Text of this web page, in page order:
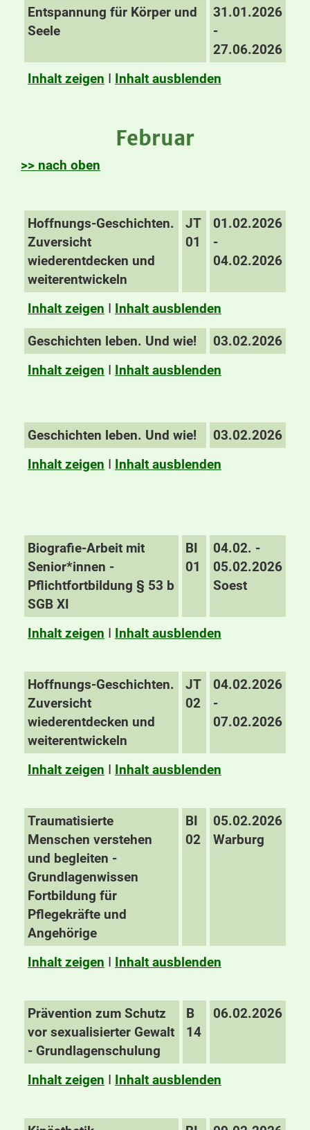
Entspannung für Körper und
Seele
31.01.2026
-
27.06.2026
Inhalt zeigen I Inhalt ausblenden
Februar
>> nach oben
Hoffnungs-Geschichten.
Zuversicht
wiederentdecken und
weiterentwickeln
JT
01
01.02.2026
-
04.02.2026
Inhalt zeigen I Inhalt ausblenden
Geschichten leben. Und wie!
03.02.2026
Inhalt zeigen I Inhalt ausblenden
Geschichten leben. Und wie!
03.02.2026
Inhalt zeigen I Inhalt ausblenden
Biografie-Arbeit mit
Senior*innen -
Pflichtfortbildung § 53 b
SGB XI
BI
01
04.02. -
05.02.2026
Soest
Inhalt zeigen I Inhalt ausblenden
Hoffnungs-Geschichten.
Zuversicht
wiederentdecken und
weiterentwickeln
JT
02
04.02.2026
-
07.02.2026
Inhalt zeigen I Inhalt ausblenden
Traumatisierte
Menschen verstehen
und begleiten -
Grundlagenwissen
Fortbildung für
Pflegekräfte und
Angehörige
BI
02
05.02.2026
Warburg
Inhalt zeigen I Inhalt ausblenden
Prävention zum Schutz
vor sexualisierter Gewalt
- Grundlagenschulung
B
14
06.02.2026
Inhalt zeigen I Inhalt ausblenden